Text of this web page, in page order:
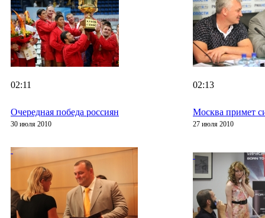
02:11
Очередная победа россиян
30 июля 2010
02:13
Москва примет
27 июля 2010